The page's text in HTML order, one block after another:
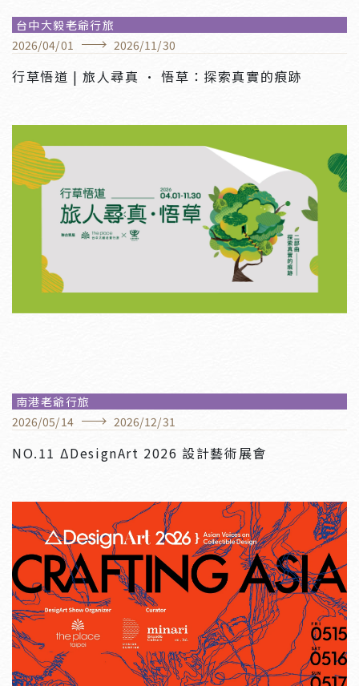
「維度Dimensions 台中Taichung ∞」展覽
啟動與台中共生的美學探險
『一家新的飯店為城市的新移民，我們傾慕文化而選擇
持續以展覽來閱讀城市的意韻，邀您一起跨出深且遠的
腳步，實現與在地在一起的精神。』
“It’s not only a hotel but also the place to
read our city, with exhibitions.”
台中大毅老爺行旅
2026/04/01 2026/11 /30
行草悟道 | 旅人尋真 · 悟草：探索真實的痕跡
南港老爺行旅
2026/05/14 2026/12/31
NO.11 ΔDesignArt 2026 設計藝術展會